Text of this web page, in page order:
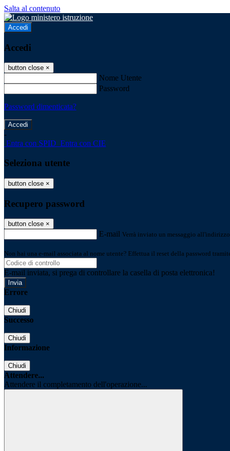
Salta al contenuto
Accedi
Accedi
button close ×
Nome Utente
Password
Password dimenticata?
-
Entra con SPID Entra con CIE
Seleziona utente
button close ×
Recupero password
button close ×
E-mail Verrà inviato un messaggio
Non hai una e-mail associata al nome utente? Effettua il reset della password
E-mail inviata, si prega di controllare la casella di posta elettronica!
Errore
Chiudi
Successo
Chiudi
Informazione
Chiudi
Attendere...
Attendere il completamento dell'operazione...